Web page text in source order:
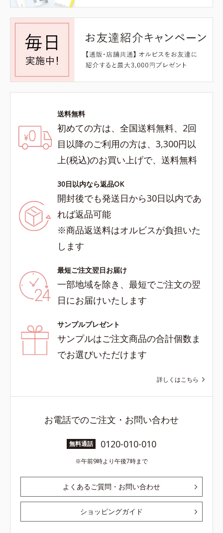
送料無料
初めての方は、全国送料無料、2回
目以降のご利用の方は、3,300円以
上(税込)のお買い上げで、送料無料
30日以内なら返品OK
開封後でも発送日から30日以内であ
れば返品可能
※商品返送料はオルビスが負担いた
します
最短ご注文翌日お届け
一部地域を除き、最短でご注文の翌
日にお届けいたします
サンプルプレゼント
サンプルはご注文商品の合計個数ま
でお選びいただけます
詳しくはこちら
お電話でのご注文・お問い合わせ
無料通話 0120-010-010
午前9時より午後7時まで
よくあるご質問・お問い合わせ
ショッピングガイド